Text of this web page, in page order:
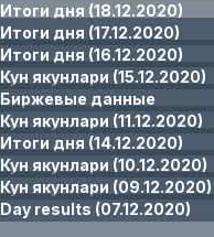
Итоги дня (18.12.2020)
Итоги дня (17.12.2020)
Итоги дня (16.12.2020)
Кун якунлари (15.12.2020)
Биржевые данные
Кун якунлари (11.12.2020)
Итоги дня (14.12.2020)
Кун якунлари (10.12.2020)
Кун якунлари (09.12.2020)
Day results (07.12.2020)